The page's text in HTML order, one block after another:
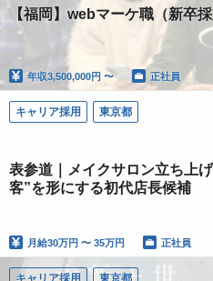
【福岡】webマーケ職（新卒採
年収3,500,000円 〜 正社員
キャリア採用 東京都
表参道｜メイクサロン立ち上
客”を形にする初代店長候補
月給30万円 〜 35万円 正社員
キャリア採用 東京都